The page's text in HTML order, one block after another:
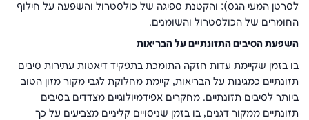
לסרטן המעי הגס); והקטנת ספיגה של כולסטרול והשפעה על חילוף
החומרים של הכולסטרול והשומנים.
השפעת הסיבים התזונתיים על הבריאות
בו בזמן שקיימת עדות חזקה התומכת בתפקיד דיאטות עתירות סיבים
תזונתיים כמגינות על הבריאות, קיימת מחלוקת לגבי מקור מזון הטוב
ביותר לסיבים תזונתיים. מחקרים אפידמיולוגיים מצדדים בסיבים
תזונתיים ממקור דגנים, בו בזמן שניסויים קליניים מצביעים על כך